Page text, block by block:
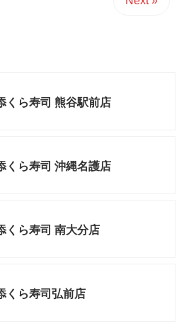
くら寿司 熊谷駅前店
くら寿司 沖縄名護店
くら寿司 南大分店
くら寿司弘前店